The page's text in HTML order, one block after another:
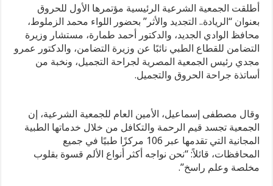
مدحت بركات: الرئيس السيسي يكتب صفحة جديدة في تاريخ مصر
جابر البغدادي: رؤية الرئيس السيسي تؤكد ريادة مصر في إفريقيا
الجهني: ما قدمته “صحة سوهاج” ومستشفى جهينة يعكس أداءً
في ليلة استثنائية.. أميرات المملكة المغربية وعقيلة الرئيس
«عصب الدولة».. الاستثمار الحقيقي في شباب الجمهورية الجديدة
مدحت بركات يكتب: كلمة حق في حسام حسن
أطلقت الجمعية الشرعية الرئيسية مؤتمرها الأول للحروق
بعنوان “الريادة.. التجديد والأثر” بحضور اللواء محمد الزملوط،
محافظ الوادي الجديد، والدكتور أحمد طمارة، مستشار وزيرة
التضامن للقطاع الطبي نائبًا عن وزيرة التضامن، والدكتور عمرو
مجدي رئيس الجمعية المصرية لجراحة التجميل، ونخبة من
أساتذة جراحة الحروق والتجميل.
وقال مصطفى إسماعيل، الأمين العام للجمعية الشرعية، إن
الجمعية تجسد قيم الرحمة والتكافل من خلال خدماتها الطبية
المجانية التي تقدمها عبر 106 مركزًا طبيًا في جميع
المحافظات، قائلاً: “نحن نواجه أكثر أنواع الألم قسوة بقلوب
مخلصة وعلم راسخ”.